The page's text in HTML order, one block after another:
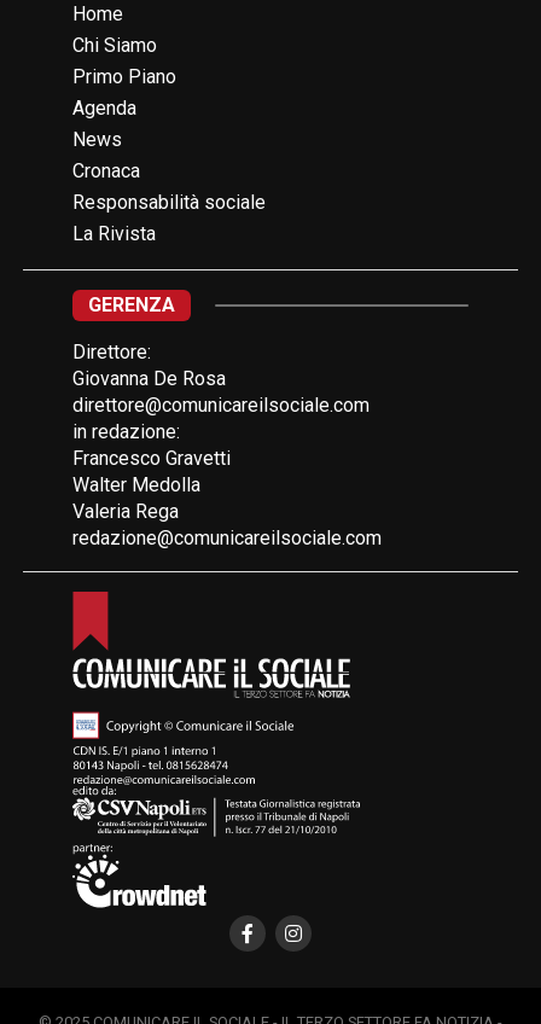
Home
Chi Siamo
Primo Piano
Agenda
News
Cronaca
Responsabilità sociale
La Rivista
GERENZA
Direttore:
Giovanna De Rosa
direttore@comunicareilsociale.com
in redazione:
Francesco Gravetti
Walter Medolla
Valeria Rega
redazione@comunicareilsociale.com